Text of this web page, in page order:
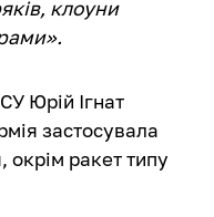
клоуни
Юрій Ігнат
застосувала
окрім ракет типу